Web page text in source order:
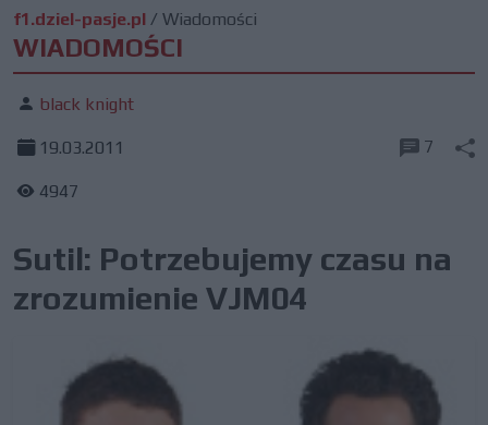
f1.dziel-pasje.pl / Wiadomości
WIADOMOŚCI
black knight
19.03.2011
4947
7
Sutil: Potrzebujemy czasu na
zrozumienie VJM04